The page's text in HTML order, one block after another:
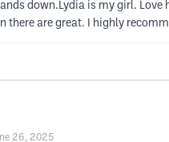
down.Lydia is my girl. Love
there are great. I highly
26, 2025